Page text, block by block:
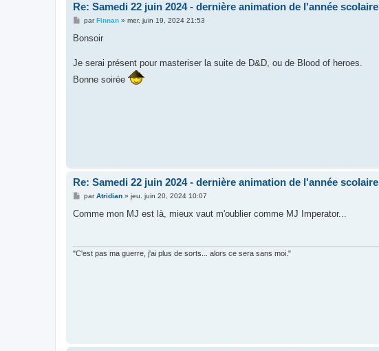
Re: Samedi 22 juin 2024 - dernière animation de l'année scolaire
M
s
g
parFinnan» mer. juin 19, 2024 21:53
Bonsoir
Je serai présent pour masteriser la suite de D&D, ou de Blood of heroes.
Bonne soirée
Re: Samedi 22 juin 2024 - dernière animation de l'année scolaire
M
s
parAtridian» jeu. juin 20, 2024 10:07
Comme mon MJ est là, mieux vaut m'oublier comme MJ Imperator...
"C'est pas ma guerre, j'ai plus de sorts... alors ce sera sans moi."